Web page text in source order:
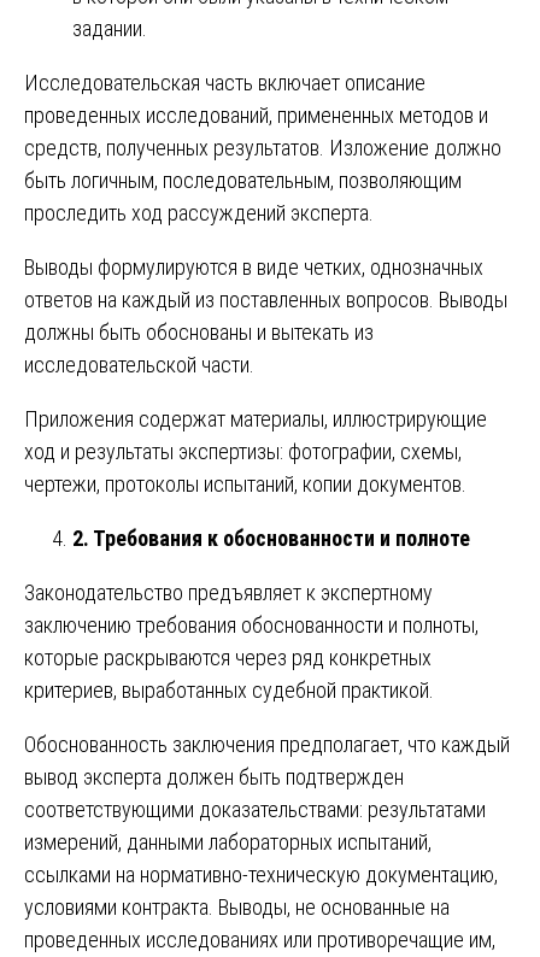
задании.
Исследовательская часть включает описание
проведенных исследований, примененных методов и
средств, полученных результатов. Изложение должно
быть логичным, последовательным, позволяющим
проследить ход рассуждений эксперта.
Выводы формулируются в виде четких, однозначных
ответов на каждый из поставленных вопросов. Выводы
должны быть обоснованы и вытекать из
исследовательской части.
Приложения содержат материалы, иллюстрирующие
ход и результаты экспертизы: фотографии, схемы,
чертежи, протоколы испытаний, копии документов.
2. Требования к обоснованности и полноте
Законодательство предъявляет к экспертному
заключению требования обоснованности и полноты,
которые раскрываются через ряд конкретных
критериев, выработанных судебной практикой.
Обоснованность заключения предполагает, что каждый
вывод эксперта должен быть подтвержден
соответствующими доказательствами: результатами
измерений, данными лабораторных испытаний,
ссылками на нормативно-техническую документацию,
условиями контракта. Выводы, не основанные на
проведенных исследованиях или противоречащие им,